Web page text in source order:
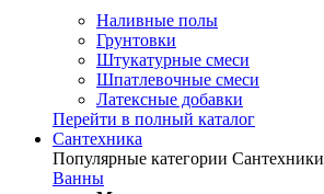
Наливные полы
Грунтовки
Штукатурные смеси
Шпатлевочные смеси
Латексные добавки
Перейти в полный каталог
Сантехника
Популярные категории Сантехники
Ванны